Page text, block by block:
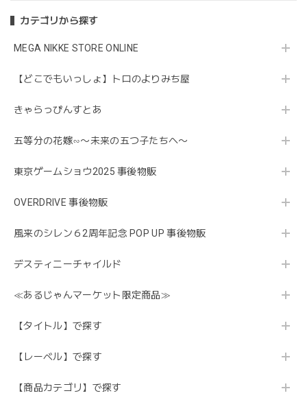
カテゴリから探す
MEGA NIKKE STORE ONLINE
【どこでもいっしょ】トロのよりみち屋
きゃらっぴんすとあ
五等分の花嫁∽〜未来の五つ子たちへ〜
東京ゲームショウ2025 事後物販
OVERDRIVE 事後物販
風来のシレン６2周年記念 POP UP 事後物販
デスティニーチャイルド
≪あるじゃんマーケット限定商品≫
【タイトル】で探す
【レーベル】で探す
【商品カテゴリ】で探す